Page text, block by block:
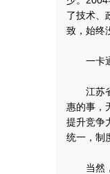
了技术、
致，始终
一卡通
江苏省
惠的事，
提升竞争
统一，制
当然，